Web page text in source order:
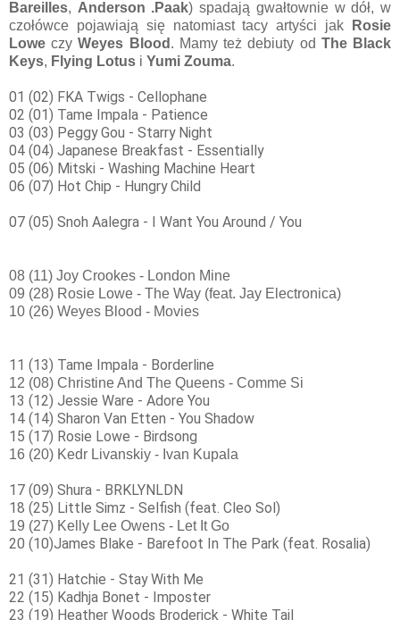
Bareilles, Anderson .Paak) spadają gwałtownie w dół, w
czołówce pojawiają się natomiast tacy artyści jak
Rosie
Lowe czyWeyes Blood . Mamy też debiuty od The Black
Keys, Flying Lotus i Yumi Zouma.
01 (02) FKA Twigs - Cellophane
02 (01) Tame Impala - Patience
03 (03) Peggy Gou - Starry Night
04 (04) Japanese Breakfast - Essentially
05 (06) Mitski - Washing Machine Heart
06 (07) Hot Chip - Hungry Child
07 (05) Snoh Aalegra - I Want You Around / You
08 (11) Joy Crookes - London Mine
09 (28) Rosie Lowe - The Way (feat. Jay Electronica)
10 (26) Weyes Blood - Movies
11 (13) Tame Impala - Borderline
12 (08) Christine And The Queens - Comme Si
13 (12) Jessie Ware - Adore You
14 (14) Sharon Van Etten - You Shadow
15 (17) Rosie Lowe - Birdsong
16 (20) Kedr Livanskiy - Ivan Kupala
17 (09) Shura - BRKLYNLDN
18 (25) Little Simz - Selfish (feat. Cleo Sol)
19 (27) Kelly Lee Owens - Let It Go
20 (10)James Blake - Barefoot In The Park (feat. Rosalia)
21 (31) Hatchie - Stay With Me
22 (15) Kadhja Bonet - Imposter
23 (19) Heather Woods Broderick - White Tail